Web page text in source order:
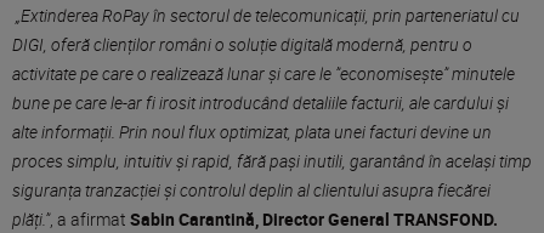
„Extinderea RoPay în sectorul de telecomunicații, prin parteneriatul cu
DIGI, oferă clienților români o soluție digitală modernă, pentru o
activitate pe care o realizează lunar și care le ”economisește” minutele
bune pe care le-ar fi irosit introducând detaliile facturii, ale cardului și
alte informații. Prin noul flux optimizat, plata unei facturi devine un
proces simplu, intuitiv și rapid, fără pași inutili, garantând în același timp
siguranța tranzacției și controlul deplin al clientului asupra fiecărei
plăți.”, a afirmat Sabin Carantină, Director General TRANSFOND.